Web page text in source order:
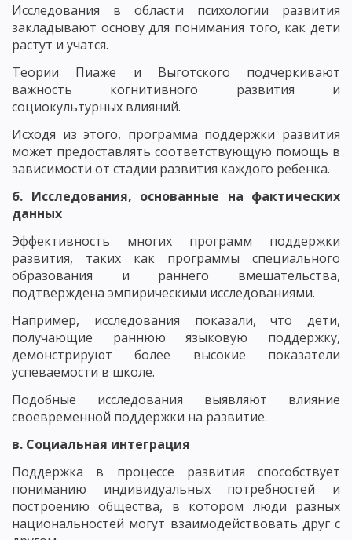
Исследования в области психологии развития
закладывают основу для понимания того, как дети
растут и учатся.
Теории Пиаже и Выготского подчеркивают
важность когнитивного развития и
социокультурных влияний.
Исходя из этого, программа поддержки развития
может предоставлять соответствующую помощь в
зависимости от стадии развития каждого ребенка.
б. Исследования, основанные на фактических
данных
Эффективность многих программ поддержки
развития, таких как программы специального
образования и раннего вмешательства,
подтверждена эмпирическими исследованиями.
Например, исследования показали, что дети,
получающие раннюю языковую поддержку,
демонстрируют более высокие показатели
успеваемости в школе.
Подобные исследования выявляют влияние
своевременной поддержки на развитие.
в. Социальная интеграция
Поддержка в процессе развития способствует
пониманию индивидуальных потребностей и
построению общества, в котором люди разных
национальностей могут взаимодействовать друг с